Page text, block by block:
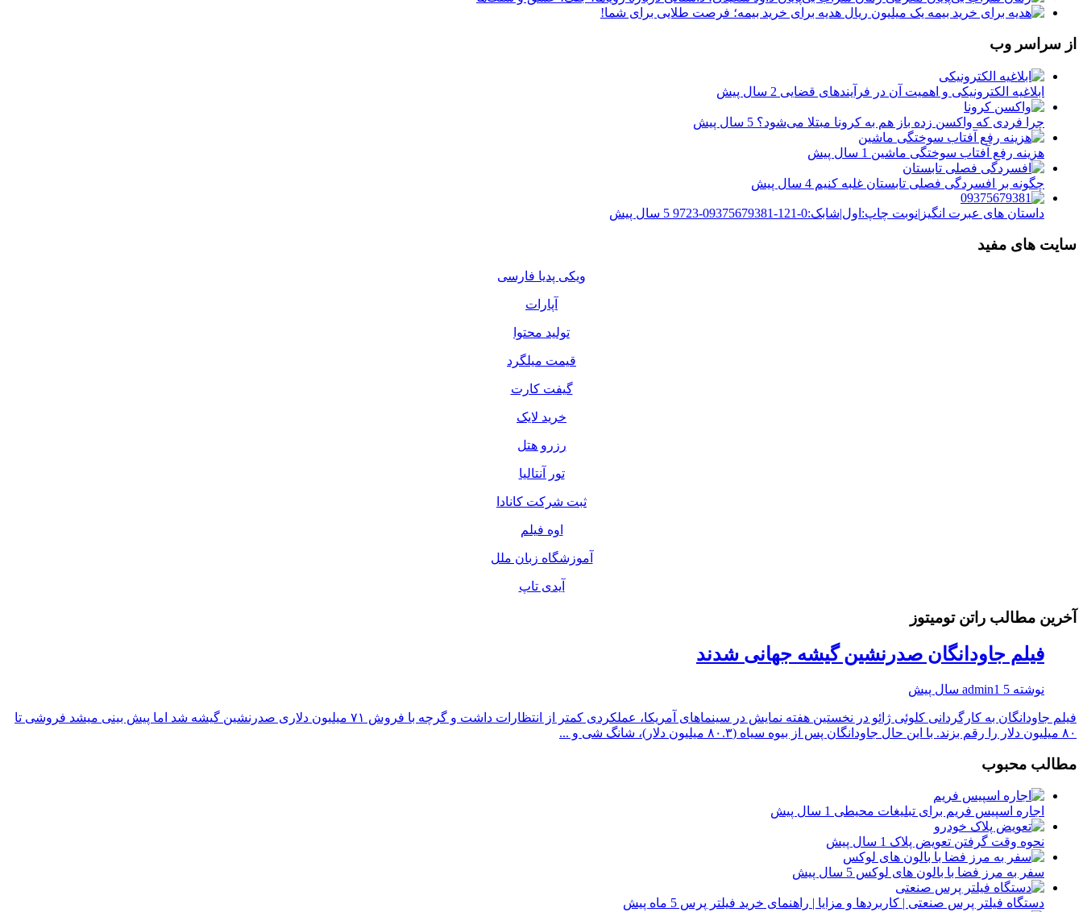
یک میلیون ریال هدیه برای خرید بیمه؛ فرصت طلایی برای شما!
از سراسر وب
ابلاغیه الکترونیکی و اهمیت آن در فرآیندهای قضایی 2 سال پیش
چرا فردی که واکسن زده باز هم به کرونا مبتلا می‌شود؟ 5 سال پیش
هزینه رفع آفتاب ‌سوختگی ماشین 1 سال پیش
چگونه بر افسردگی فصلی تابستان غلبه کنیم 4 سال پیش
داستان های عبرت انگیز|نوبت چاپ:اول|شابک:0-121-09375679381-9723 5 سال پیش
سایت های مفید
ویکی پدیا فارسی
آپارات
تولید محتوا
قیمت میلگرد
گیفت کارت
خرید لایک
رزرو هتل
تور آنتالیا
ثبت شرکت کانادا
اوه فیلم
آموزشگاه زبان ملل
آیدی تاپ
آخرین مطالب راتن تومیتوز
فیلم جاودانگان صدرنشین گیشه جهانی شدند
نوشته admin1 5 سال پیش
فیلم جاودانگان به کارگردانی کلوئی ژائو در نخستین هفته نمایش در سینماهای آمریکا، عملکردی کمتر از انتظارات داشت و گرچه با فروش ۷۱ میلیون دلاری صدرنشین گیشه شد اما پیش بینی میشد فروشی تا
۸۰ میلیون دلار را رقم بزند. با این حال جاودانگان پس از بیوه سیاه (۸۰.۳ میلیون دلار)، شانگ شی و ...
مطالب محبوب
اجاره اسپیس فریم برای تبلیغات محیطی 1 سال پیش
نحوه وقت گرفتن تعویض پلاک 1 سال پیش
سفر به مرز فضا با بالون های لوکس 5 سال پیش
دستگاه فیلتر پرس صنعتی | کاربردها و مزایا | راهنمای خرید فیلتر پرس 5 ماه پیش